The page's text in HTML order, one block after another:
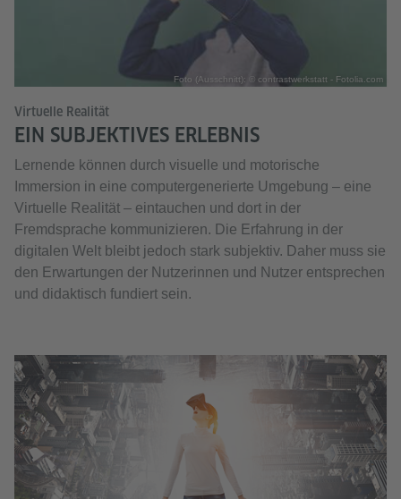
Foto (Ausschnitt): © contrastwerkstatt - Fotolia.com
Virtuelle Realität
EIN SUBJEKTIVES ERLEBNIS
Lernende können durch visuelle und motorische
Immersion in eine computergenerierte Umgebung – eine
Virtuelle Realität – eintauchen und dort in der
Fremdsprache kommunizieren. Die Erfahrung in der
digitalen Welt bleibt jedoch stark subjektiv. Daher muss sie
den Erwartungen der Nutzerinnen und Nutzer entsprechen
und didaktisch fundiert sein.